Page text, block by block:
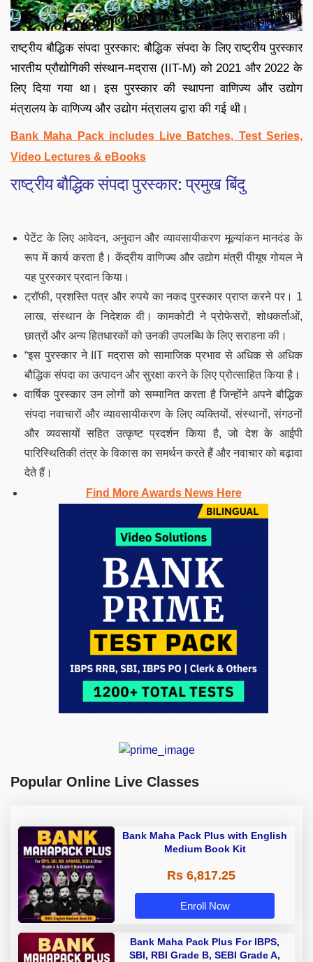
राष्ट्रीय बौद्धिक संपदा पुरस्कार: बौद्धिक संपदा के लिए राष्ट्रीय पुरस्कार
भारतीय प्रौद्योगिकी संस्थान-मद्रास (IIT-M) को 2021 और 2022 के
लिए दिया गया था। इस पुरस्कार की स्थापना वाणिज्य और उद्योग
मंत्रालय के वाणिज्य और उद्योग मंत्रालय द्वारा की गई थी।
Bank Maha Pack includes Live Batches, Test Series,
Video Lectures & eBooks
राष्ट्रीय बौद्धिक संपदा पुरस्कार: प्रमुख बिंदु
पेटेंट के लिए आवेदन, अनुदान और व्यावसायीकरण मूल्यांकन मानदंड के
रूप में कार्य करता है। केंद्रीय वाणिज्य और उद्योग मंत्री पीयूष गोयल ने
यह पुरस्कार प्रदान किया।
ट्रॉफी, प्रशस्ति पत्र और रुपये का नकद पुरस्कार प्राप्त करने पर। 1
लाख, संस्थान के निदेशक वी। कामकोटी ने प्रोफेसरों, शोधकर्ताओं,
छात्रों और अन्य हितधारकों को उनकी उपलब्धि के लिए सराहना की।
“इस पुरस्कार ने IIT मद्रास को सामाजिक प्रभाव से अधिक से अधिक
बौद्धिक संपदा का उत्पादन और सुरक्षा करने के लिए प्रोत्साहित किया है।
वार्षिक पुरस्कार उन लोगों को सम्मानित करता है जिन्होंने अपने बौद्धिक
संपदा नवाचारों और व्यावसायीकरण के लिए व्यक्तियों, संस्थानों, संगठनों
और व्यवसायों सहित उत्कृष्ट प्रदर्शन किया है, जो देश के आईपी
पारिस्थितिकी तंत्र के विकास का समर्थन करते हैं और नवाचार को बढ़ावा
देते हैं।
Find More Awards News Here
Popular Online Live Classes
Bank Maha Pack Plus with English
Medium Book Kit
Rs 6,817.25
Enroll Now
Bank Maha Pack Plus For IBPS,
SBI, RBI Grade B, SEBI Grade A,